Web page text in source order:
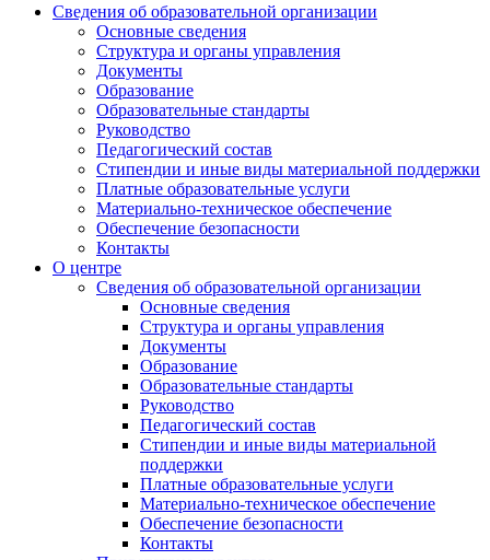
Сведения об образовательной организации
Основные сведения
Структура и органы управления
Документы
Образование
Образовательные стандарты
Руководство
Педагогический состав
Стипендии и иные виды материальной поддержки
Платные образовательные услуги
Материально-техническое обеспечение
Обеспечение безопасности
Контакты
О центре
Сведения об образовательной организации
Основные сведения
Структура и органы управления
Документы
Образование
Образовательные стандарты
Руководство
Педагогический состав
Стипендии и иные виды материальной
поддержки
Платные образовательные услуги
Материально-техническое обеспечение
Обеспечение безопасности
Контакты